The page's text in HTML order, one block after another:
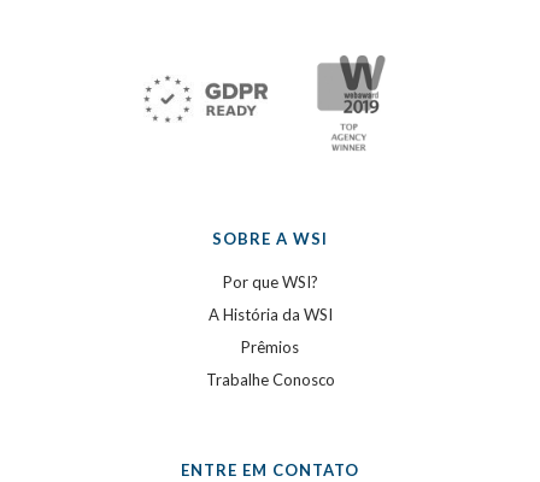
SOBRE A WSI
Por que WSI?
A História da WSI
Prêmios
Trabalhe Conosco
ENTRE EM CONTATO